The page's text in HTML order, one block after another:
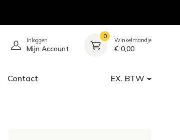
Inloggen
Mijn Account
0
Winkelmandje
€ 0,00
Contact EX. BTW